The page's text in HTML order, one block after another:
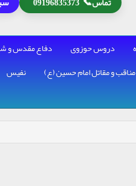
دروس حوزوی دفاع مقدس و
مناقب و مقاتل امام حسین (ع) نفیس